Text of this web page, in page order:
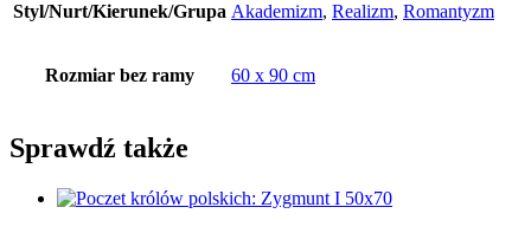
Styl/Nurt/Kierunek/Grupa Akademizm, Realizm, Romantyzm
Rozmiar bez ramy 60 x 90 cm
Sprawdź także